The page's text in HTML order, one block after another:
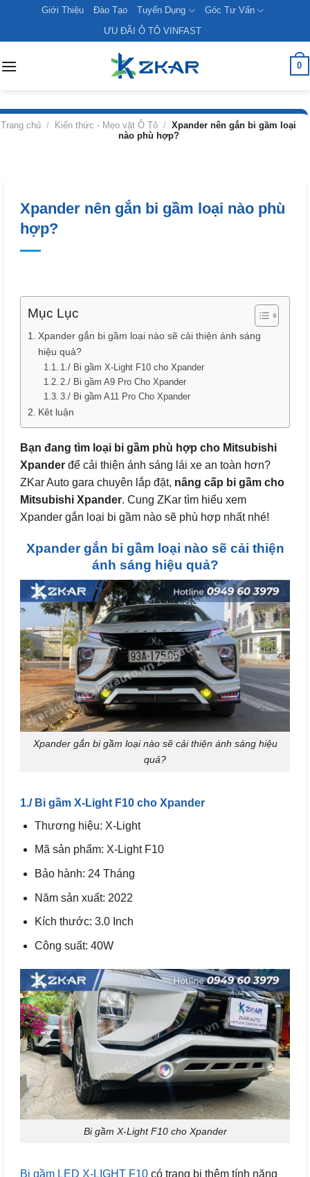
content
Giới Thiệu Đào Tạo Tuyển Dụng
Góc Tư Vấn
ƯU ĐÃI Ô TÔ VINFAST
0
Trang chủ / Kiến thức - Mẹo vặt Ô Tô / Xpander nên gắn bi gầm loại
nào phù hợp?
Xpander nên gắn bi gầm loại nào phù
hợp?
Mục Lục
Xpander gắn bi gầm loại nào sẽ cải thiện ánh sáng
hiệu quả?
1./ Bi gầm X-Light F10 cho Xpander
2./ Bi gầm A9 Pro Cho Xpander
3./ Bi gầm A11 Pro Cho Xpander
Kêt luận
Bạn đang tìm loại bi gầm phù hợp cho Mitsubishi
Xpander để cải thiện ánh sáng lái xe an toàn hơn?
ZKar Auto gara chuyên lắp đặt, nâng cấp bi gầm cho
Mitsubishi Xpander. Cung ZKar tìm hiểu xem
Xpander gắn loại bi gầm nào sẽ phù hợp nhất nhé!
Xpander gắn bi gầm loại nào sẽ cải thiện
ánh sáng hiệu quả?
Xpander gắn bi gầm loại nào sẽ cải thiện ánh sáng hiệu
quả?
1./ Bi gầm X-Light F10 cho Xpander
Thương hiệu: X-Light
Mã sản phẩm: X-Light F10
Bảo hành: 24 Tháng
Năm sản xuất: 2022
Kích thước: 3.0 Inch
Công suất: 40W
Bi gầm X-Light F10 cho Xpander
Bi gầm LED X-LIGHT F10 có trang bị thêm tính năng